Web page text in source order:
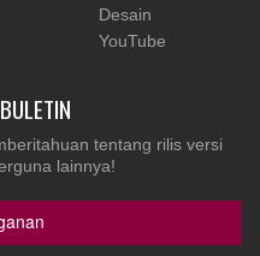
Desain
YouTube
tentang rilis versi
lainnya!